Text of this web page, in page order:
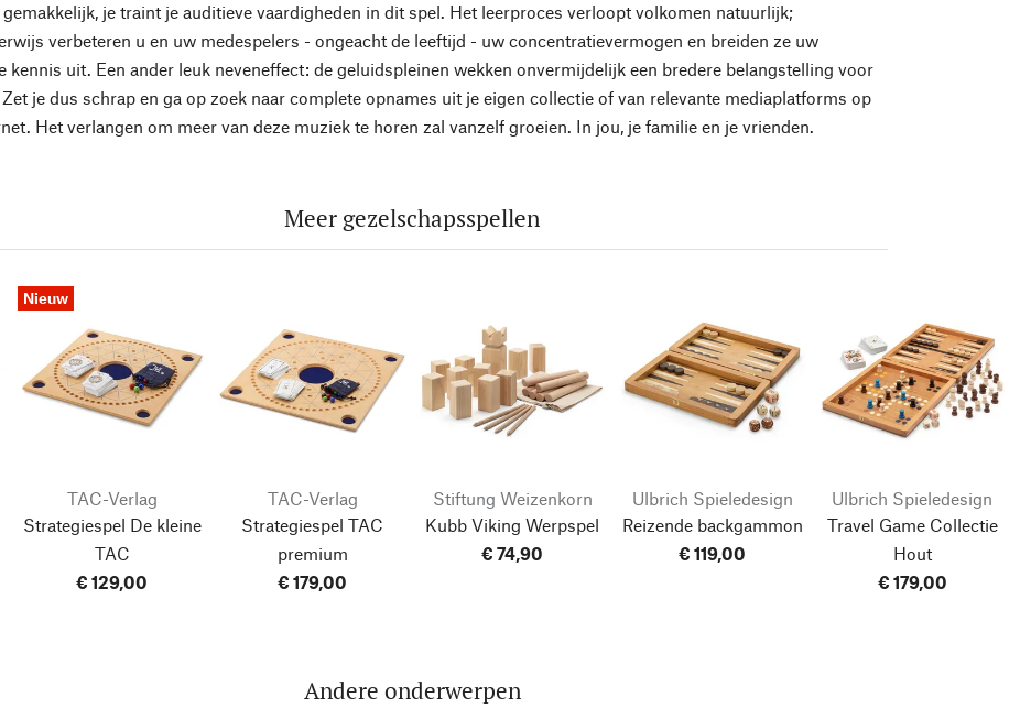
je traint je auditieve vaardigheden in dit spel. Het leerproces verloopt volkomen natuurlijk;
verbeteren u en uw medespelers - ongeacht de leeftijd - uw concentratievermogen en breiden ze uw
kennis uit. Een ander leuk neveneffect: de geluidspleinen wekken onvermijdelijk een bredere belangstelling voor
je dus schrap en ga op zoek naar complete opnames uit je eigen collectie of van relevante mediaplatforms op
Het verlangen om meer van deze muziek te horen zal vanzelf groeien. In jou, je familie en je vrienden.
Meer gezelschapsspellen
Nieuw
TAC-Verlag
Strategiespel De kleine
TAC
€ 129,00
TAC-Verlag
Strategiespel TAC
premium
€ 179,00
Stiftung Weizenkorn
Kubb Viking Werpspel
€ 74,90
Ulbrich Spieledesign
Reizende backgammon
€ 119,00
Ulbrich Spieledesign
Travel Game Collectie
Hout
€ 179,00
Andere onderwerpen